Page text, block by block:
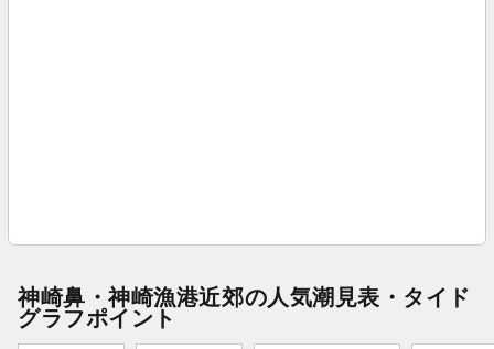
神崎鼻・神崎漁港近郊の人気潮見表・タイド
グラフポイント